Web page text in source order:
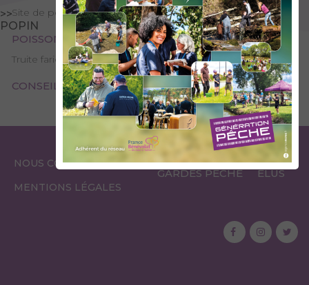
>>
POPIN
Site de pêche - 1ère catégorie
POISSONS PRÉSENTS
Truite fario
CONSEILS DE PÊCHE
NOUS CONTACTER
MENTIONS LÉGALES
ESPACE
GARDES PÊCHE
ESPACE
ÉLUS